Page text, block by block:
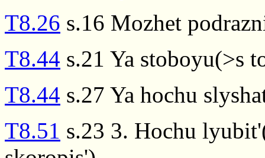
T8.26 s.16 Mozhet
T8.44 s.21 Ya stoboyu(>s
T8.44 s.27 Ya hochu
T8.51 s.23 3. Hochu